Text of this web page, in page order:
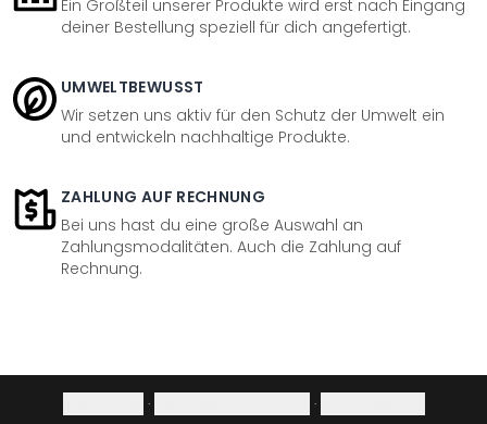
Ein Großteil unserer Produkte wird erst nach Eingang
deiner Bestellung speziell für dich angefertigt.
UMWELTBEWUSST
Wir setzen uns aktiv für den Schutz der Umwelt ein
und entwickeln nachhaltige Produkte.
ZAHLUNG AUF RECHNUNG
Bei uns hast du eine große Auswahl an
Zahlungsmodalitäten. Auch die Zahlung auf
Rechnung.
· ·